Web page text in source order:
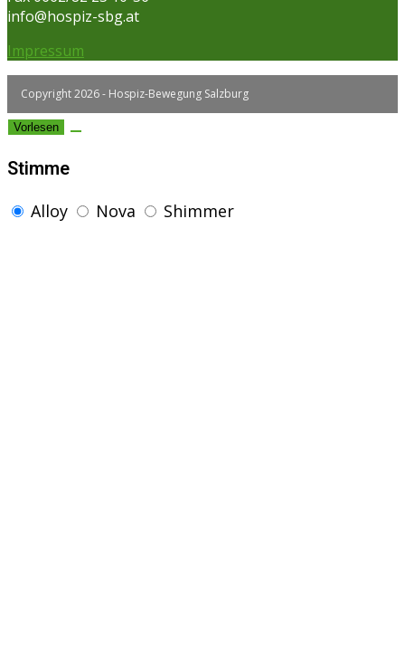
info@hospiz-sbg.at
Impressum
Copyright 2026 - Hospiz-Bewegung Salzburg
Vorlesen
Stimme
Alloy
Nova Shimmer